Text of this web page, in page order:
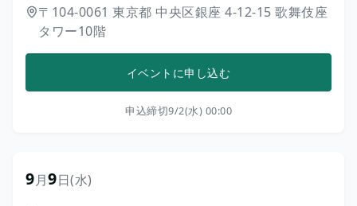
〒104-0061 東京都 中央区銀座 4-12-15 歌舞伎座
タワー10階
イベントに申し込む
申込締切9/2(水) 00:00
9月9日(水)